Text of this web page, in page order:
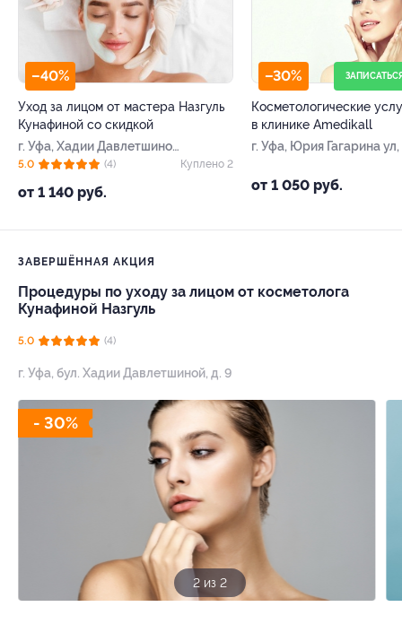
–40%
Уход за лицом от мастера Назгуль
Кунафиной со скидкой
г. Уфа, Хадии Давлетшиной
б-р, д. 9
от 1 140 руб.
5.0 (4) Куплено 2
–30%
Косметологические
в клинике Amedikall
г. Уфа, Юрия Гагарина
от 1 050 руб.
ЗАВЕРШЁННАЯ АКЦИЯ
Процедуры по уходу за лицом от косметолога
Кунафиной Назгуль
5.0 (4)
г. Уфа, бул. Хадии Давлетшиной, д. 9
- 30%
1 из 2